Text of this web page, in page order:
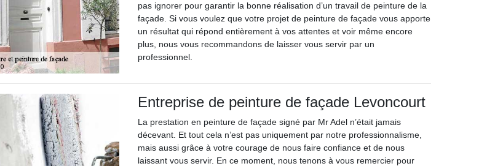
pas ignorer pour garantir la bonne réalisation d’un travail de peinture de la
façade. Si vous voulez que votre projet de peinture de façade vous apporte
un résultat qui répond entièrement à vos attentes et voir même encore
plus, nous vous recommandons de laisser vous servir par un
professionnel.
Entreprise de peinture de façade Levoncourt
La prestation en peinture de façade signé par Mr Adel n’était jamais
décevant. Et tout cela n’est pas uniquement par notre professionnalisme,
mais aussi grâce à votre courage de nous faire confiance et de nous
laissant vous servir. En ce moment, nous tenons à vous remercier pour